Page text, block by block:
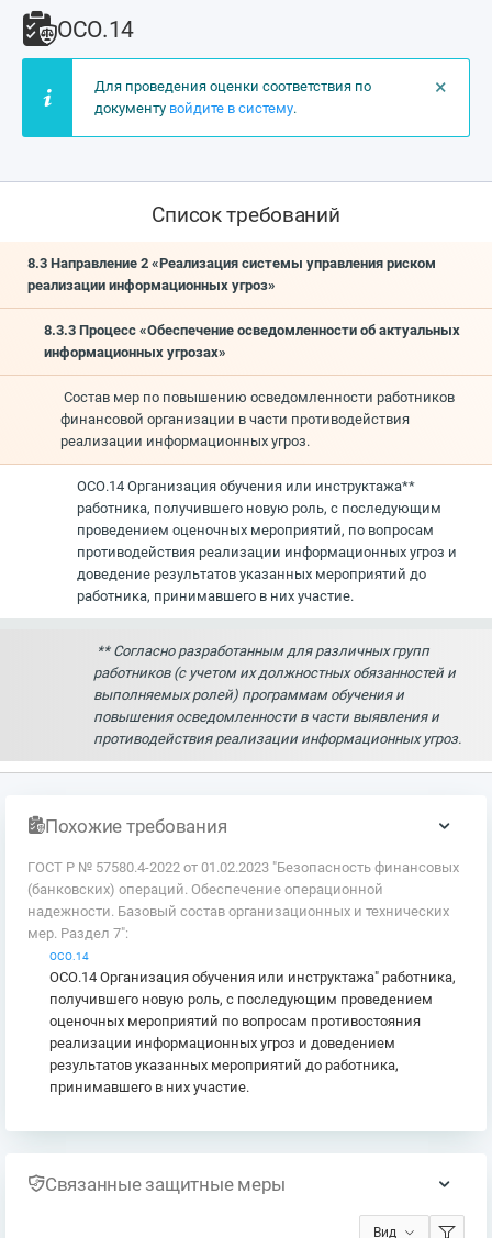
ОСО.14
×
Для проведения оценки соответствия по
документу войдите в систему.
Список требований
8.3 Направление 2 «Реализация системы управления риском
реализации информационных угроз»
8.3.3 Процесс «Обеспечение осведомленности об актуальных
информационных угрозах»
Состав мер по повышению осведомленности работников
финансовой организации в части противодействия
реализации информационных угроз.
ОСО.14 Организация обучения или инструктажа**
работника, получившего новую роль, с последующим
проведением оценочных мероприятий, по вопросам
противодействия реализации информационных угроз и
доведение результатов указанных мероприятий до
работника, принимавшего в них участие.
** Согласно разработанным для различных групп
работников (с учетом их должностных обязанностей и
выполняемых ролей) программам обучения и
повышения осведомленности в части выявления и
противодействия реализации информационных угроз.
Похожие требования
ГОСТ Р № 57580.4-2022 от 01.02.2023 "Безопасность финансовых
(банковских) операций. Обеспечение операционной
надежности. Базовый состав организационных и технических
мер. Раздел 7":
ОСО.14
ОСО.14 Организация обучения или инструктажа" работника,
получившего новую роль, с последующим проведением
оценочных мероприятий по вопросам противостояния
реализации информационных угроз и доведением
результатов указанных мероприятий до работника,
принимавшего в них участие.
Связанные защитные меры
Вид